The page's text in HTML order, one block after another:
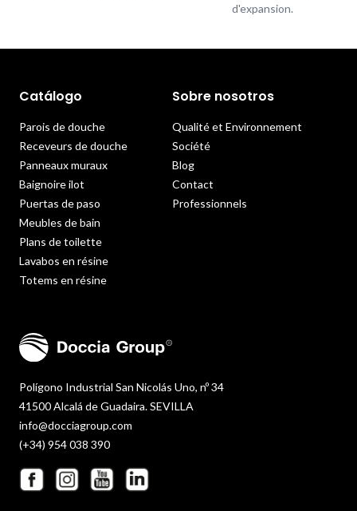
d'expansion.
Polígono Industrial San Nicolás Uno, nº 34
41500 Alcalá de Guadaira. SEVILLA
info@docciagroup.com
(+34) 954 038 390
Catálogo
Parois de douche
Receveurs de douche
Panneaux muraux
Baignoire ilot
Puertas de paso
Meubles de bain
Plans de toilette
Lavabos en résine
Totems en résine
Sobre nosotros
Qualité et Environnement
Société
Blog
Contact
Professionnels